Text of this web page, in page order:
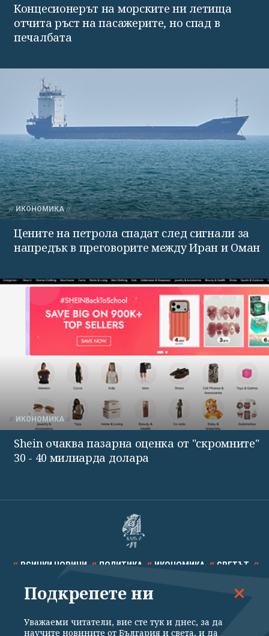
Концесионерът на морските ни летища
отчита ръст на пасажерите, но спад в
печалбата
ИКОНОМИКА
Цените на петрола спадат след сигнали за
напредък в преговорите между Иран и Оман
ИКОНОМИКА
Shein очаква пазарна оценка от "скромните"
30 - 40 милиарда долара
ВСИЧКИ НОВИНИ ПОЛИТИКА ИКОНОМИКА СВЕТЪТ
СПОРТ КУЛТУРА ТЕХНОЛОГИИ КАЛЕЙДОСКОП
Подкрепете ни
Уважаеми читатели, вие сте тук и днес, за да
научите новините от България и света, и да